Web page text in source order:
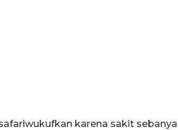
karena sakit